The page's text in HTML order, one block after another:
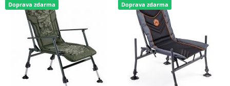
Doprava zdarma Doprava zdarma